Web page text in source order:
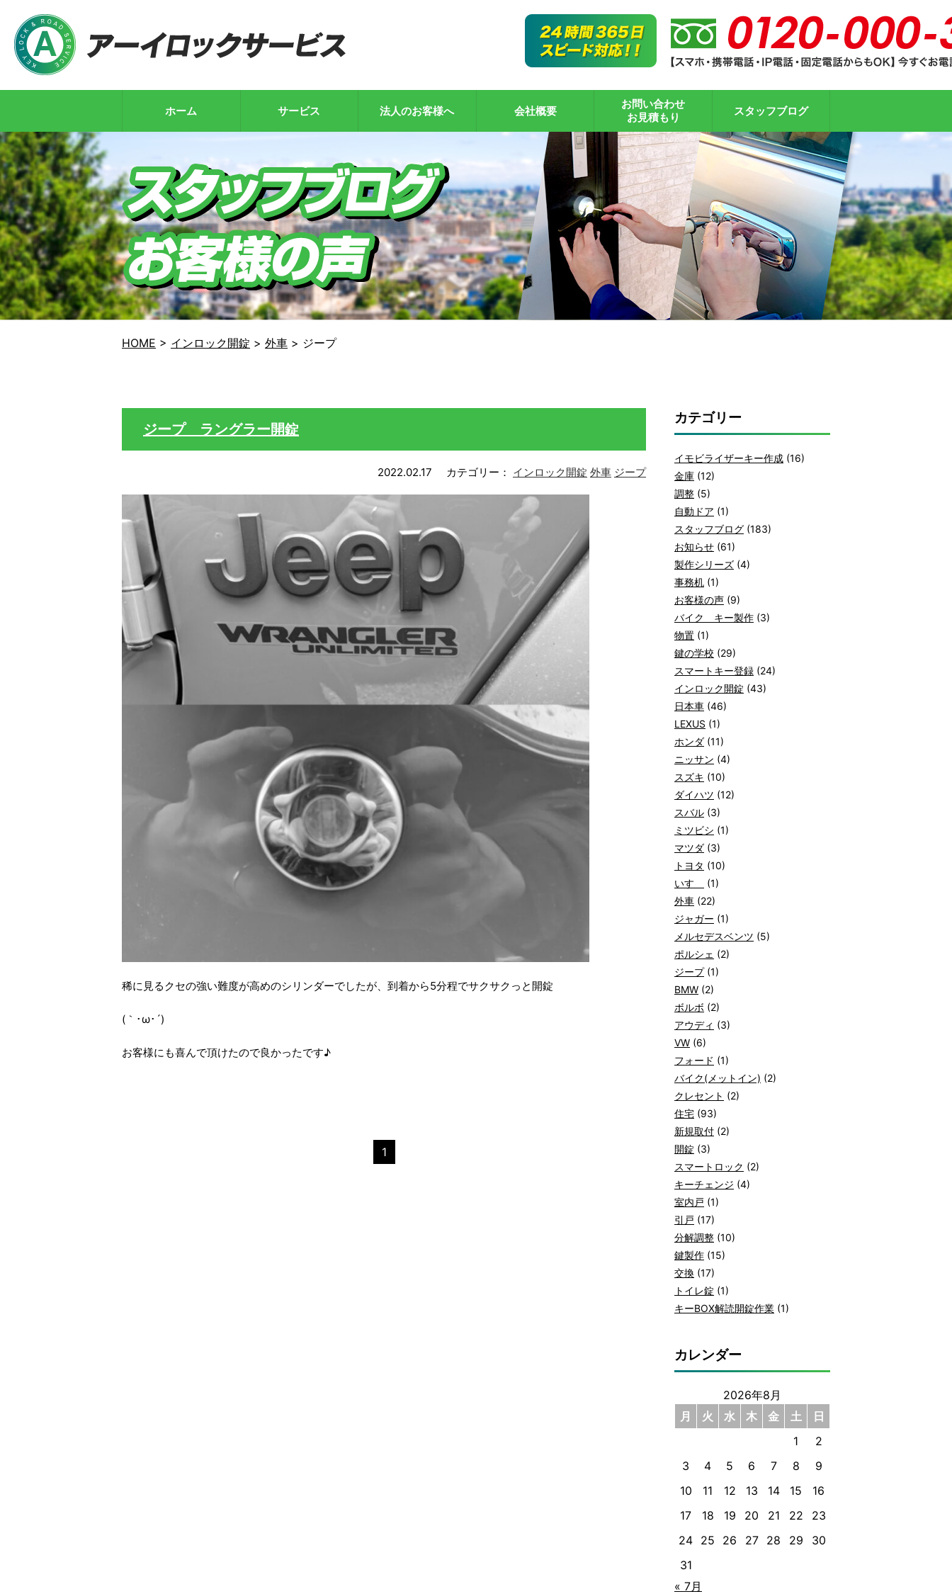
ホーム サービス 法人のお客様へ 会社概要
お問い合わせ
お見積もり
スタッフブログ
HOME > インロック開錠 > 外車 > ジープ
ジープ ラングラー開錠
2022.02.17 カテゴリー： インロック開錠 外車 ジープ
稀に見るクセの強い難度が高めのシリンダーでしたが、到着から5分程でサクサクっと開錠
(｀･ω･´)ゞ
お客様にも喜んで頂けたので良かったです♪
1
カテゴリー
イモビライザーキー作成 (16)
金庫 (12)
調整 (5)
自動ドア (1)
スタッフブログ (183)
お知らせ (61)
製作シリーズ (4)
事務机 (1)
お客様の声 (9)
バイク キー製作 (3)
物置 (1)
鍵の学校 (29)
スマートキー登録 (24)
インロック開錠 (43)
日本車 (46)
LEXUS (1)
ホンダ (11)
ニッサン (4)
スズキ (10)
ダイハツ (12)
スバル (3)
ミツビシ (1)
マツダ (3)
トヨタ (10)
いすゞ
(1)
外車 (22)
ジャガー (1)
メルセデスベンツ (5)
ポルシェ (2)
ジープ(1)
BMW (2)
ボルボ (2)
アウディ (3)
VW (6)
フォード (1)
バイク(メットイン) (2)
クレセント (2)
住宅 (93)
新規取付 (2)
開錠 (3)
スマートロック (2)
キーチェンジ (4)
室内戸 (1)
引戸 (17)
分解調整 (10)
鍵製作 (15)
交換 (17)
トイレ錠 (1)
キーBOX解読開錠作業 (1)
カレンダー
2026年8月
月
火 水 木 金 土
日
1
2
3
4 5 6 7 8
9
10
11 12 13 14 15
16
17
18 19 20 21 22
23
24 25 26 27 28 29
30
31
« 7月